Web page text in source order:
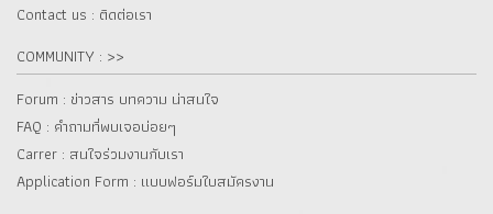
Contact us : ติดต่อเรา
COMMUNITY : >>
Forum : ข่าวสาร บทความ น่าสนใจ
FAQ : คำถามที่พบเจอบ่อยๆ
Carrer : สนใจร่วมงานกับเรา
Application Form : แบบฟอร์มใบสมัครงาน